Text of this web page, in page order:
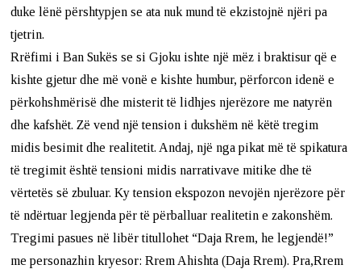
duke lënë përshtypjen se ata nuk mund të ekzistojnë njëri pa
tjetrin.
Rrëfimi i Ban Sukës se si Gjoku ishte një mëz i braktisur që e
kishte gjetur dhe më vonë e kishte humbur, përforcon idenë e
përkohshmërisë dhe misterit të lidhjes njerëzore me natyrën
dhe kafshët. Zë vend një tension i dukshëm në këtë tregim
midis besimit dhe realitetit. Andaj, një nga pikat më të spikatura
të tregimit është tensioni midis narrativave mitike dhe të
vërtetës së zbuluar. Ky tension ekspozon nevojën njerëzore për
të ndërtuar legjenda për të përballuar realitetin e zakonshëm.
Tregimi pasues në libër titullohet “Daja Rrem, he legjendë!”
me personazhin kryesor: Rrem Ahishta (Daja Rrem). Pra,Rrem